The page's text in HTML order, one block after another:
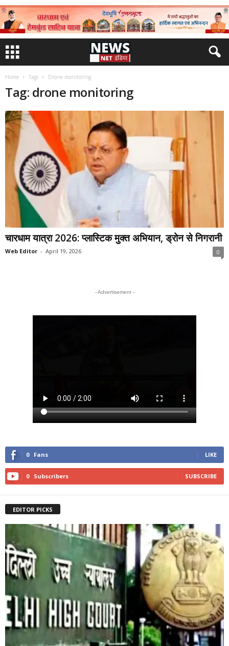
Home Tags Drone monitoring
Tag: drone monitoring
चारधाम यात्रा 2026: प्लास्टिक मुक्त अभियान, ड्रोन से निगरानी
Web Editor - April 19, 2026 0
- Advertisement -
0 Fans LIKE
0 Subscribers SUBSCRIBE
EDITOR PICKS